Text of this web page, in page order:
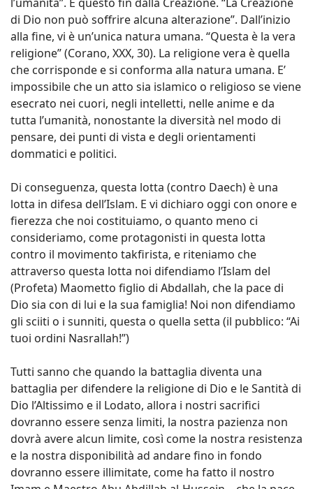
di Dio non può soffrire alcuna alterazione”. Dall’inizio
alla fine, vi è un’unica natura umana. “Questa è la vera
religione” (Corano, XXX, 30). La religione vera è quella
che corrisponde e si conforma alla natura umana. E’
impossibile che un atto sia islamico o religioso se viene
esecrato nei cuori, negli intelletti, nelle anime e da
tutta l’umanità, nonostante la diversità nel modo di
pensare, dei punti di vista e degli orientamenti
dommatici e politici.
Di conseguenza, questa lotta (contro Daech) è una
lotta in difesa dell’Islam. E vi dichiaro oggi con onore e
fierezza che noi costituiamo, o quanto meno ci
consideriamo, come protagonisti in questa lotta
contro il movimento takfirista, e riteniamo che
attraverso questa lotta noi difendiamo l’Islam del
(Profeta) Maometto figlio di Abdallah, che la pace di
Dio sia con di lui e la sua famiglia! Noi non difendiamo
gli sciiti o i sunniti, questa o quella setta (il pubblico: “Ai
tuoi ordini Nasrallah!”)
Tutti sanno che quando la battaglia diventa una
battaglia per difendere la religione di Dio e le Santità di
Dio l’Altissimo e il Lodato, allora i nostri sacrifici
dovranno essere senza limiti, la nostra pazienza non
dovrà avere alcun limite, così come la nostra resistenza
e la nostra disponibilità ad andare fino in fondo
dovranno essere illimitate, come ha fatto il nostro